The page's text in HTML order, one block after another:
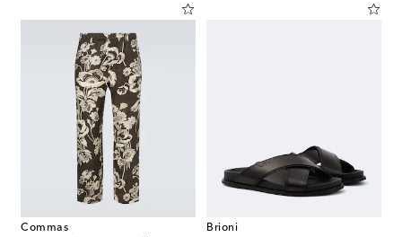
Commas
Brioni